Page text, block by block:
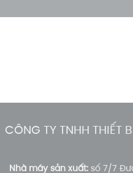
CÔNG TY TNHH THIẾT
Nhà máy sản xuất: số 7/7